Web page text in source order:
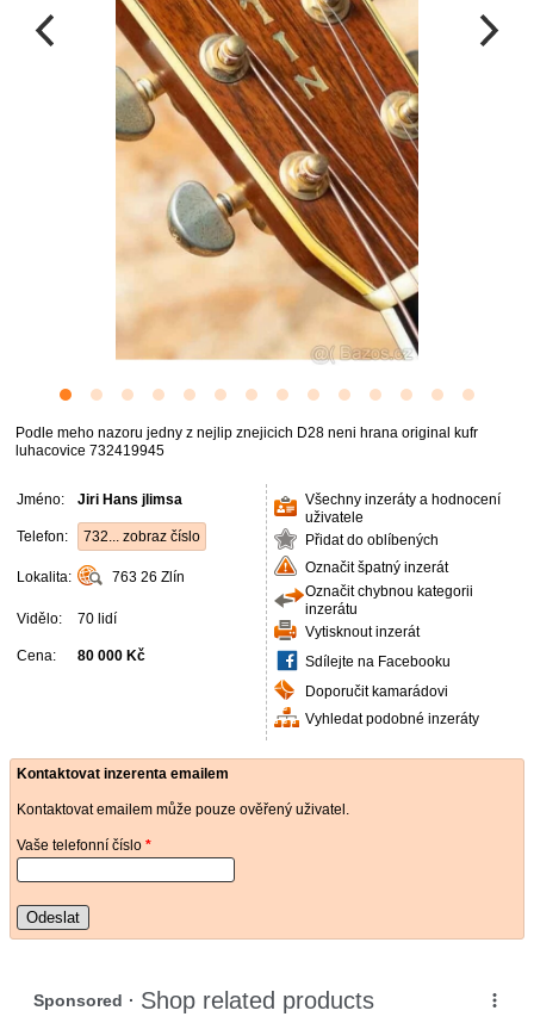
Podle meho nazoru jedny z nejlip znejicich D28 neni hrana original kufr
luhacovice 732419945
Jméno: Jiri Hans jlimsa
Telefon: 732... zobraz číslo
Lokalita: 763 26 Zlín
Vidělo: 70 lidí
Cena: 80 000 Kč
Všechny inzeráty a hodnocení
uživatele
Přidat do oblíbených
Označit špatný inzerát
Označit chybnou kategorii
inzerátu
Vytisknout inzerát
Sdílejte na Facebooku
Doporučit kamarádovi
Vyhledat podobné inzeráty
Kontaktovat inzerenta emailem
Kontaktovat emailem může pouze ověřený uživatel.
Vaše telefonní číslo *
Odeslat